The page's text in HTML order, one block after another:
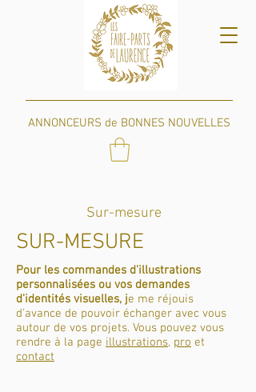
ANNONCEURS de BONNES NOUVELLES
Sur-mesure
SUR-MESURE
Pour les commandes d'illustrations
personnalisées ou vos demandes
d'identités visuelles, je me réjouis
d'avance de pouvoir échanger avec vous
autour de vos projets. Vous pouvez vous
rendre à la page illustrations, pro et
contact